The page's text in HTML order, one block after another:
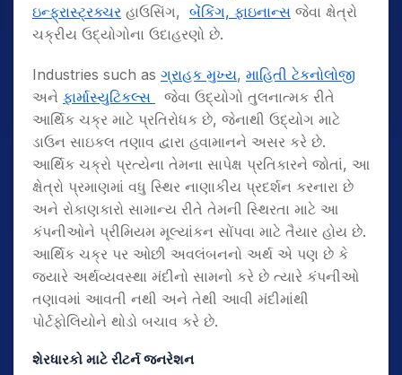
ઇન્ફ્રાસ્ટ્રક્ચર હાઉસિંગ, બેંકિંગ, ફાઇનાન્સ જેવા ક્ષેત્રો
ચક્રીય ઉદ્યોગોના ઉદાહરણો છે.
Industries such as ગ્રાહક મુખ્ય, માહિતી ટેકનોલોજી
અને ફાર્માસ્યુટિકલ્સ
જેવા ઉદ્યોગો તુલનાત્મક રીતે
આર્થિક ચક્ર માટે પ્રતિરોધક છે, જેનાથી ઉદ્યોગ માટે
ડાઉન સાઇકલ તણાવ દ્વારા હવામાનને અસર કરે છે.
આર્થિક ચક્રો પ્રત્યેના તેમના સાપેક્ષ પ્રતિકારને જોતાં, આ
ક્ષેત્રો પ્રમાણમાં વધુ સ્થિર નાણાકીય પ્રદર્શન કરનારા છે
અને રોકાણકારો સામાન્ય રીતે તેમની સ્થિરતા માટે આ
કંપનીઓને પ્રીમિયમ મૂલ્યાંકન સોંપવા માટે તૈયાર હોય છે.
આર્થિક ચક્ર પર ઓછી અવલંબનનો અર્થ એ પણ છે કે
જ્યારે અર્થવ્યવસ્થા મંદીનો સામનો કરે છે ત્યારે કંપનીઓ
તણાવમાં આવતી નથી અને તેથી આવી મંદીમાંથી
પોર્ટફોલિયોને થોડો બચાવ કરે છે.
શેરધારકો માટે રીટર્ન જનરેશન